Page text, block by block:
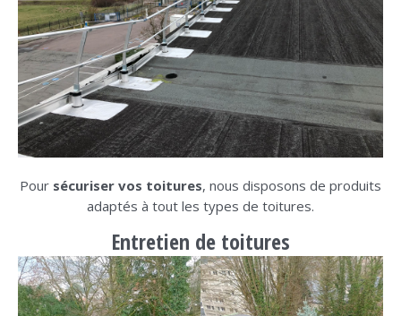
Pour sécuriser vos toitures, nous disposons de produits
adaptés à tout les types de toitures.
Entretien de toitures